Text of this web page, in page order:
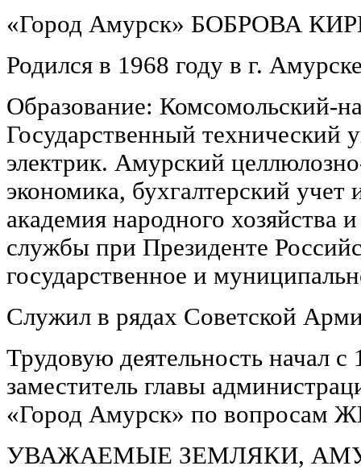
«Город Амурск» БОБРОВА
Родился в 1968 году в г.
Образование: Комсомольский-
Государственный технический
электрик. Амурский
экономика, бухгалтерский учет
академия народного хозяйства
службы при Президенте
государственное и
Служил в рядах Советской
Трудовую деятельность начал с
заместитель главы
«Город Амурск» по вопросам
УВАЖАЕМЫЕ ЗЕМЛЯКИ,